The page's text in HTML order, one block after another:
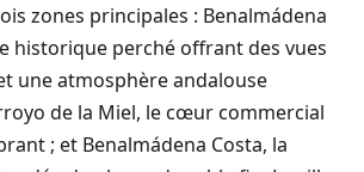
zones principales : Benalmádena
historique perché offrant des vues
une atmosphère andalouse
de la Miel, le cœur commercial
; et Benalmádena Costa, la